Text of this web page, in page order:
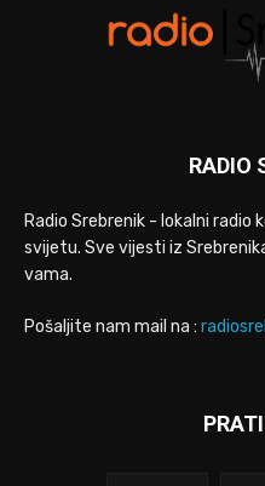
RADIO
Radio Srebrenik - lokalni radio
svijetu. Sve vijesti iz
vama.
Pošaljite nam mail na :